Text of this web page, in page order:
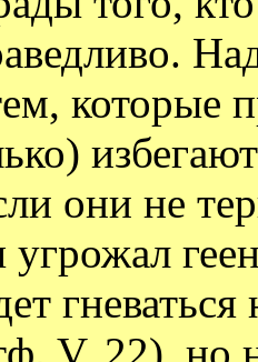
которые
они не
гневаться